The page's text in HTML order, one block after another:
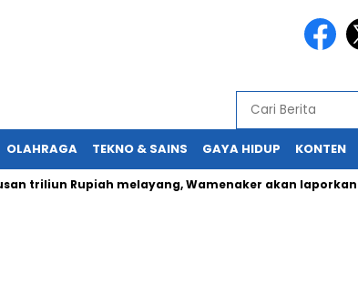
OLAHRAGA TEKNO & SAINS GAYA HIDUP KONTEN
Rupiah melayang, Wamenaker akan laporkan